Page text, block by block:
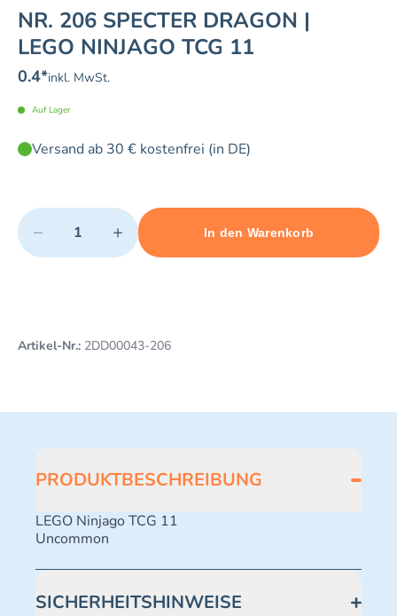
NR. 206 SPECTER DRAGON |
LEGO NINJAGO TCG 11
0.4*inkl. MwSt.
Auf Lager
Versand ab 30 € kostenfrei (in DE)
Quantity
− +
Minimum quantity: 1 Maximum quantity: 499
In den Warenkorb
Add 1 item to cart
Artikel-Nr.: 2DD00043-206
PRODUKTBESCHREIBUNG
LEGO Ninjago TCG 11
Uncommon
SICHERHEITSHINWEISE